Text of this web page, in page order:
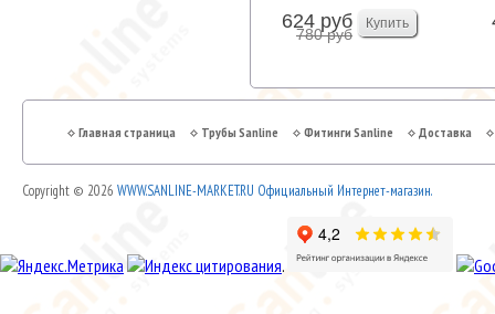
624 руб
780 руб
Главная страница Трубы Sanline Фитинги Sanline Доставка
Copyright © 2026 WWW.SANLINE-MARKET.RU Официальный Интернет-магазин.
.